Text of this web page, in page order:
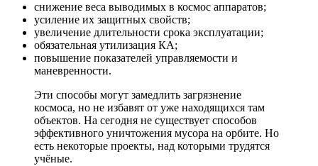
снижение веса выводимых в космос аппаратов;
усиление их защитных свойств;
увеличение длительности срока эксплуатации;
обязательная утилизация КА;
повышение показателей управляемости и
маневренности.
Эти способы могут замедлить загрязнение
космоса, но не избавят от уже находящихся там
объектов. На сегодня не существует способов
эффективного уничтожения мусора на орбите. Но
есть некоторые проекты, над которыми трудятся
учёные.